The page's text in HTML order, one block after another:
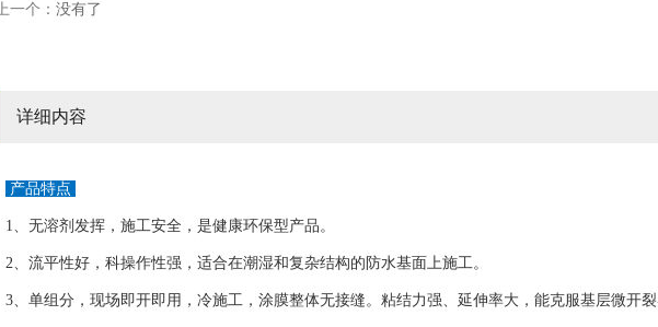
上一个： 没有了
详细内容
产品特点
1、无溶剂发挥，施工安全，是健康环保型产品。
2、流平性好，科操作性强，适合在潮湿和复杂结构的防水基面上施工。
3、单组分，现场即开即用，冷施工，涂膜整体无接缝。粘结力强、延伸率大，能克服基层微开